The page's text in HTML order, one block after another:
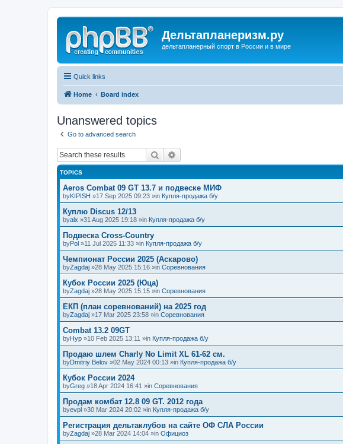
Дельтапланеризм.ру
дельтапланерный спорт в России и в мире
Quick links
Home Board index
Unanswered topics
Go to advanced search
Search
TOPICS
Aeros Combat 09 GT 13.7 и подвеске МИФ
byKIPISH »17 Sep 2025 09:23 »in Купля-продажа б/у
Куплю Discus 12/13
byalx »31 Aug 2025 19:18 »in Купля-продажа б/у
Подвеска Cross-Country
byPol »11 Jul 2025 11:33 »in Купля-продажа б/у
Чемпионат России 2025 (Аскарово)
byZagdaj »28 May 2025 15:16 »in Соревнования
Кубок России 2025 (Юца)
byZagdaj »28 May 2025 15:15 »in Соревнования
ЕКП (план соревнований) на 2025 год
byZagdaj »17 Mar 2025 23:58 »in Соревнования
Combat 13.2 09GT
byНур »10 Feb 2025 13:11 »in Купля-продажа б/у
Продаю шлем Charly No Limit XL 61-62 см.
byDmitriy Belov »02 May 2024 00:13 »in Купля-продажа б/у
Кубок России 2024
byGreg »18 Apr 2024 16:41 »in Соревнования
Продам комбат 12.8 09 GT. 2012 года
byevpl »30 Mar 2024 20:02 »in Купля-продажа б/у
Регистрация дельтаклубов на сайте ОФ СЛА России
byZagdaj »28 Mar 2024 14:04 »in Официоз